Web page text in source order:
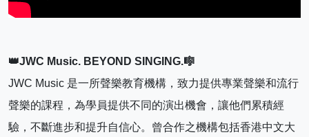
👑JWC Music. BEYOND SINGING.🎼
JWC Music 是一所聲樂教育機構，致力提供專業聲樂和流行
聲樂的課程，為學員提供不同的演出機會，讓他們累積經
驗，不斷進步和提升自信心。曾合作之機構包括香港中文大